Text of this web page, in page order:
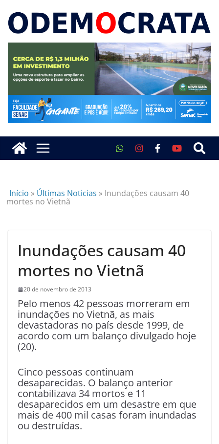
Início » Últimas Noticias » Inundações causam 40
mortes no Vietnã
Inundações causam 40
mortes no Vietnã
20 de novembro de 2013
Pelo menos 42 pessoas morreram em
inundações no Vietnã, as mais
devastadoras no país desde 1999, de
acordo com um balanço divulgado hoje
(20).
Cinco pessoas continuam
desaparecidas. O balanço anterior
contabilizava 34 mortos e 11
desaparecidos em um desastre em que
mais de 400 mil casas foram inundadas
ou destruídas.